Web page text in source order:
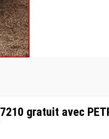
gratuit avec